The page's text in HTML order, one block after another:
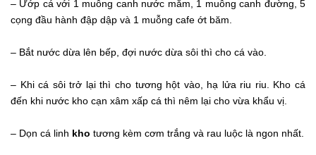
– Ướp cá với 1 muỗng canh nước mắm, 1 muỗng canh đường, 5
cọng đầu hành đập dập và 1 muỗng cafe ớt băm.
– Bắt nước dừa lên bếp, đợi nước dừa sôi thì cho cá vào.
– Khi cá sôi trở lại thì cho tương hột vào, hạ lửa riu riu. Kho cá
đến khi nước kho cạn xâm xấp cá thì nêm lại cho vừa khẩu vị.
– Dọn cá linh kho tương kèm cơm trắng và rau luộc là ngon nhất.